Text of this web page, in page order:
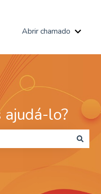
Abrir chamado
ajudá-lo?
de pesquisa está